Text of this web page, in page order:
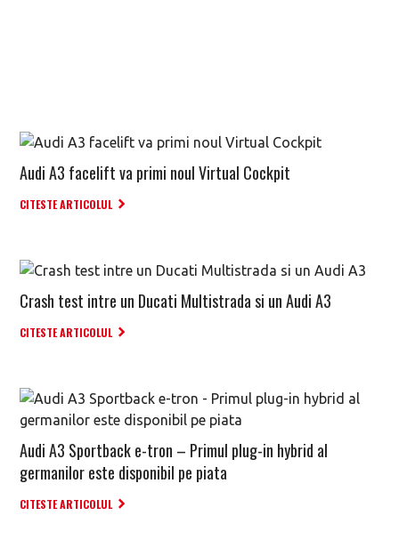
Audi A3 facelift va primi noul Virtual Cockpit
CITESTE ARTICOLUL
Crash test intre un Ducati Multistrada si un Audi A3
CITESTE ARTICOLUL
Audi A3 Sportback e-tron – Primul plug-in hybrid al
germanilor este disponibil pe piata
CITESTE ARTICOLUL